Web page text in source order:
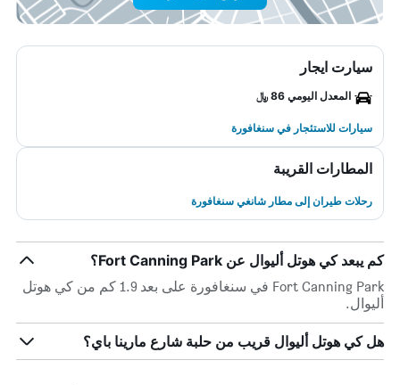
سيارت ايجار
المعدل اليومي 86 ﷼
سيارات للاستئجار في سنغافورة
المطارات القريبة
رحلات طيران إلى مطار شانغي سنغافورة
كم يبعد كي هوتل أليوال عن Fort Canning Park؟
Fort Canning Park في سنغافورة على بعد 1.9 كم من كي هوتل
أليوال.
هل كي هوتل أليوال قريب من حلبة شارع مارينا باي؟